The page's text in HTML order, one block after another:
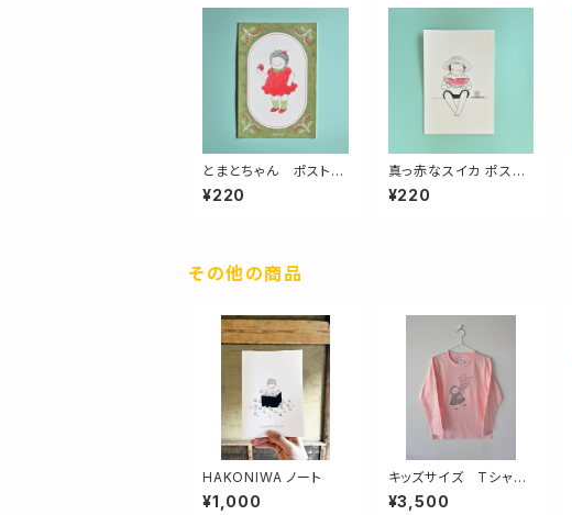
とまとちゃん ポストカ
ード
¥220
真っ赤なスイカ ポスト
カード
¥220
その他の商品
HAKONIWA ノート
¥1,000
キッズサイズ Tシャ
ツ １１０，１３０，１５
０ Flowers for you
¥3,500